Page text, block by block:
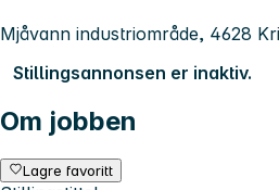
Mjåvann industriområde, 4628
Stillingsannonsen er inaktiv.
Om jobben
Lagre favoritt